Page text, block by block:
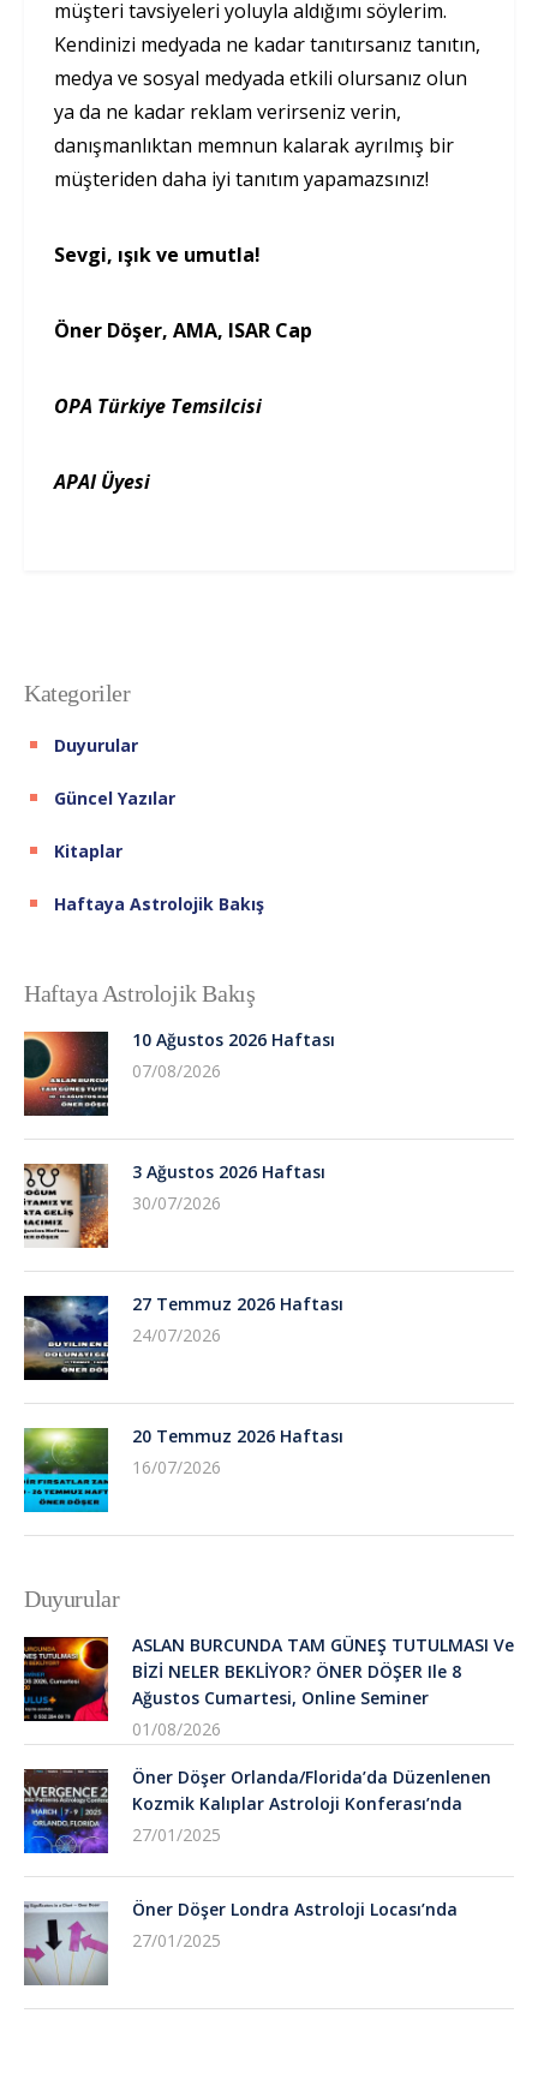
müşteri tavsiyeleri yoluyla aldığımı söylerim.
Kendinizi medyada ne kadar tanıtırsanız tanıtın,
medya ve sosyal medyada etkili olursanız olun
ya da ne kadar reklam verirseniz verin,
danışmanlıktan memnun kalarak ayrılmış bir
müşteriden daha iyi tanıtım yapamazsınız!
Sevgi, ışık ve umutla!
Öner Döşer, AMA, ISAR Cap
OPA Türkiye Temsilcisi
APAI Üyesi
Kategoriler
Duyurular
Güncel Yazılar
Kitaplar
Haftaya Astrolojik Bakış
Haftaya Astrolojik Bakış
10 Ağustos 2026 Haftası
07/08/2026
3 Ağustos 2026 Haftası
30/07/2026
27 Temmuz 2026 Haftası
24/07/2026
20 Temmuz 2026 Haftası
16/07/2026
Duyurular
ASLAN BURCUNDA TAM GÜNEŞ TUTULMASI Ve
BİZİ NELER BEKLİYOR? ÖNER DÖŞER Ile 8
Ağustos Cumartesi, Online Seminer
01/08/2026
Öner Döşer Orlanda/Florida’da Düzenlenen
Kozmik Kalıplar Astroloji Konferası’nda
27/01/2025
Öner Döşer Londra Astroloji Locası’nda
27/01/2025